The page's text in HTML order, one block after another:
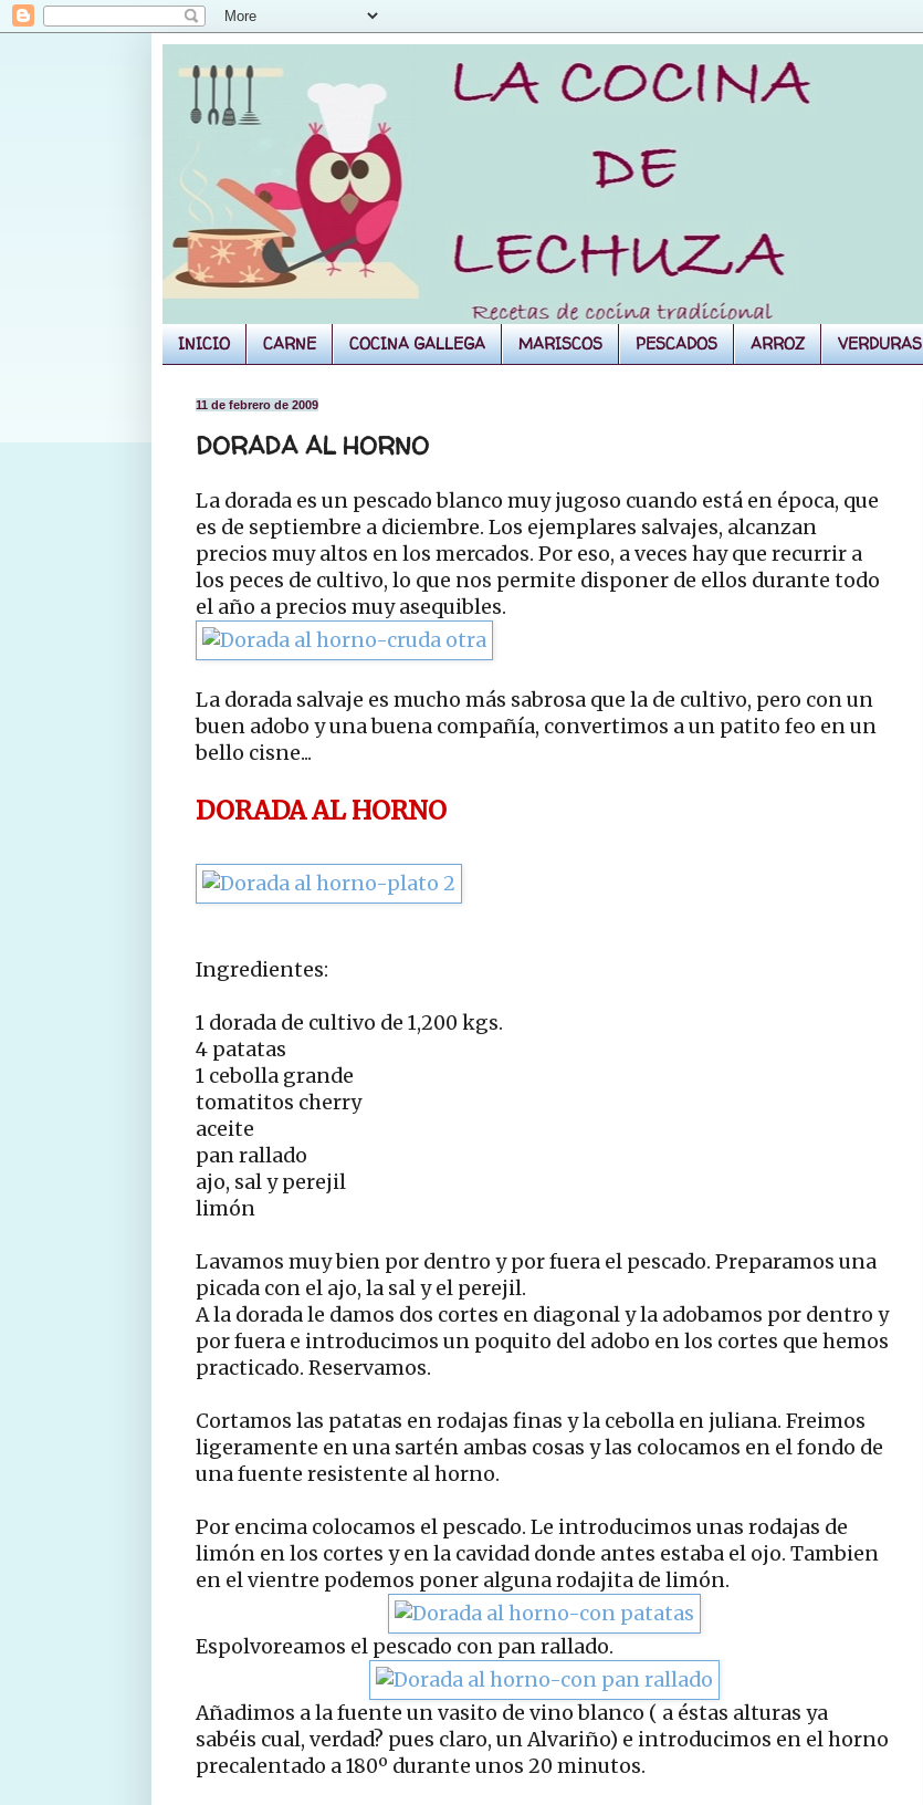
INICIO CARNE COCINA GALLEGA MARISCOS PESCADOS ARROZ VERDURAS
11 de febrero de 2009
DORADA AL HORNO
La dorada es un pescado blanco muy jugoso cuando está en época, que
es de septiembre a diciembre. Los ejemplares salvajes, alcanzan
precios muy altos en los mercados. Por eso, a veces hay que recurrir a
los peces de cultivo, lo que nos permite disponer de ellos durante todo
el año a precios muy asequibles.
La dorada salvaje es mucho más sabrosa que la de cultivo, pero con un
buen adobo y una buena compañía, convertimos a un patito feo en un
bello cisne...
DORADA AL HORNO
Ingredientes:
1 dorada de cultivo de 1,200 kgs.
4 patatas
1 cebolla grande
tomatitos cherry
aceite
pan rallado
ajo, sal y perejil
limón
Lavamos muy bien por dentro y por fuera el pescado. Preparamos una
picada con el ajo, la sal y el perejil.
A la dorada le damos dos cortes en diagonal y la adobamos por dentro y
por fuera e introducimos un poquito del adobo en los cortes que hemos
practicado. Reservamos.
Cortamos las patatas en rodajas finas y la cebolla en juliana. Freimos
ligeramente en una sartén ambas cosas y las colocamos en el fondo de
una fuente resistente al horno.
Por encima colocamos el pescado. Le introducimos unas rodajas de
limón en los cortes y en la cavidad donde antes estaba el ojo. Tambien
en el vientre podemos poner alguna rodajita de limón.
Espolvoreamos el pescado con pan rallado.
Añadimos a la fuente un vasito de vino blanco ( a éstas alturas ya
sabéis cual, verdad? pues claro, un Alvariño) e introducimos en el horno
precalentado a 180º durante unos 20 minutos.